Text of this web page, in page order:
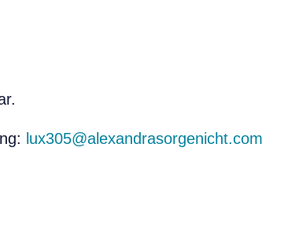
lux305@alexandrasorgenicht.com